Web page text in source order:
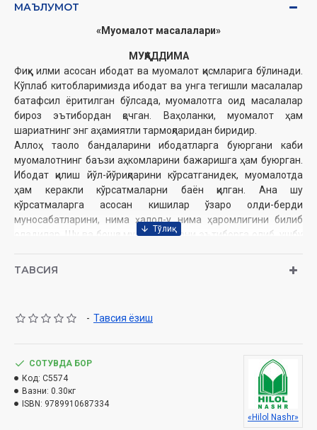
МАЪЛУМОТ
«Муомалот масалалари»
МУҚАДДИМА
Фиқҳ илми асосан ибодат ва муомалот қисмларига бўлинади.
Кўплаб китобларимизда ибодат ва унга тегишли масалалар
батафсил ёритилган бўлсада, муомалотга оид масалалар
бироз эътибордан қочган. Ваҳоланки, муомалот ҳам
шариатнинг энг аҳамиятли тармоқларидан биридир.
Аллоҳ таоло бандаларини ибодатларга буюргани каби
муомалотнинг баъзи аҳкомларини бажаришга ҳам буюрган.
Ибодат қилиш йўл-йўриқларини кўрсатганидек, муомалотда
ҳам керакли кўрсатмаларни баён қилган. Ана шу
кўрсатмаларга асосан кишилар ўзаро олди-берди
муносабатларини, нима ҳалол-у нима ҳаромлигини билиб
оладилар. Шу ва бошқа мулоҳазаларни эътиборга олиб, ушбу
масалаларини бошланғич қисмидан то охирига қадар содда
ўтилади, кейин эса бирин-кетин унинг баёни келади. Айрим
унинг тушунчаси ёки батафсил баёни келган бўлади.
Китобимизни «Муомалот масалалари» деб номлаб, уни
силсилавий қилишни ният қилдик.
ТАВСИЯ
- Тавсия ёзиш
СОТУВДА БОР
Код: C5574
Вазни: 0.30кг
ISBN: 9789910687334
«Hilol Nashr»